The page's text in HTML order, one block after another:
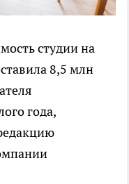
студии на
8,5 млн
года,